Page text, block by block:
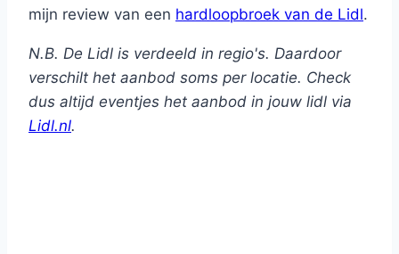
mijn review van een hardloopbroek van de Lidl.
N.B. De Lidl is verdeeld in regio's. Daardoor
verschilt het aanbod soms per locatie. Check
dus altijd eventjes het aanbod in jouw lidl via
Lidl.nl.